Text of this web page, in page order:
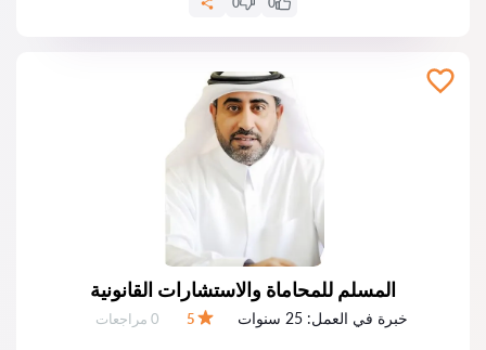
المسلم للمحاماة والاستشارات القانونية
خبرة في العمل: 25 سنوات 5 عدد المراجعات:
0 مراجعات